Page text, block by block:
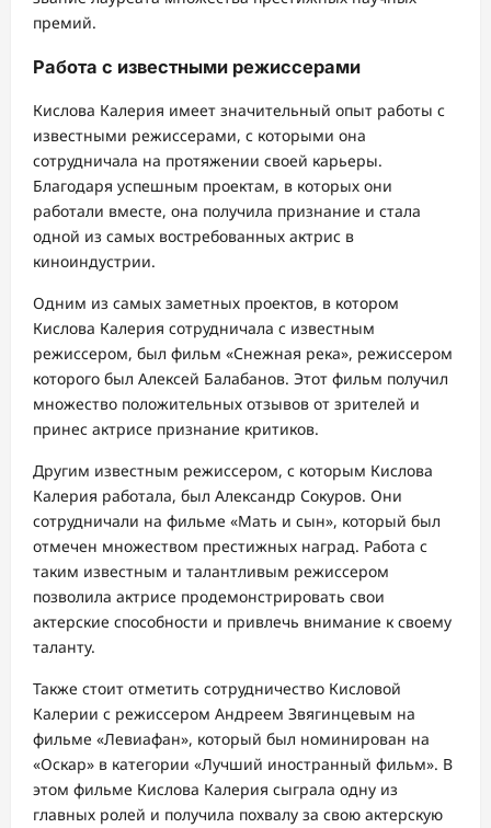
премий.
Работа с известными режиссерами
Кислова Калерия имеет значительный опыт работы с
известными режиссерами, с которыми она
сотрудничала на протяжении своей карьеры.
Благодаря успешным проектам, в которых они
работали вместе, она получила признание и стала
одной из самых востребованных актрис в
киноиндустрии.
Одним из самых заметных проектов, в котором
Кислова Калерия сотрудничала с известным
режиссером, был фильм «Снежная река», режиссером
которого был Алексей Балабанов. Этот фильм получил
множество положительных отзывов от зрителей и
принес актрисе признание критиков.
Другим известным режиссером, с которым Кислова
Калерия работала, был Александр Сокуров. Они
сотрудничали на фильме «Мать и сын», который был
отмечен множеством престижных наград. Работа с
таким известным и талантливым режиссером
позволила актрисе продемонстрировать свои
актерские способности и привлечь внимание к своему
таланту.
Также стоит отметить сотрудничество Кисловой
Калерии с режиссером Андреем Звягинцевым на
фильме «Левиафан», который был номинирован на
«Оскар» в категории «Лучший иностранный фильм». В
этом фильме Кислова Калерия сыграла одну из
главных ролей и получила похвалу за свою актерскую